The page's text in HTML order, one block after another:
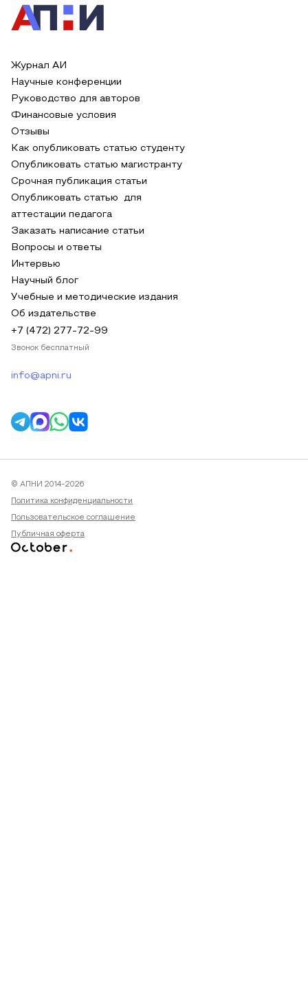
Журнал АИ
Научные конференции
Руководство для авторов
Финансовые условия
Отзывы
Как опубликовать статью студенту
Опубликовать статью магистранту
Срочная публикация статьи
Опубликовать статью для
аттестации педагога
Заказать написание статьи
Вопросы и ответы
Интервью
Научный блог
Учебные и методические издания
Об издательстве
+7 (472) 277-72-99
Звонок бесплатный
info@apni.ru
© АПНИ 2014-2026
Политика конфиденциальности
Пользовательское соглашение
Публичная оферта